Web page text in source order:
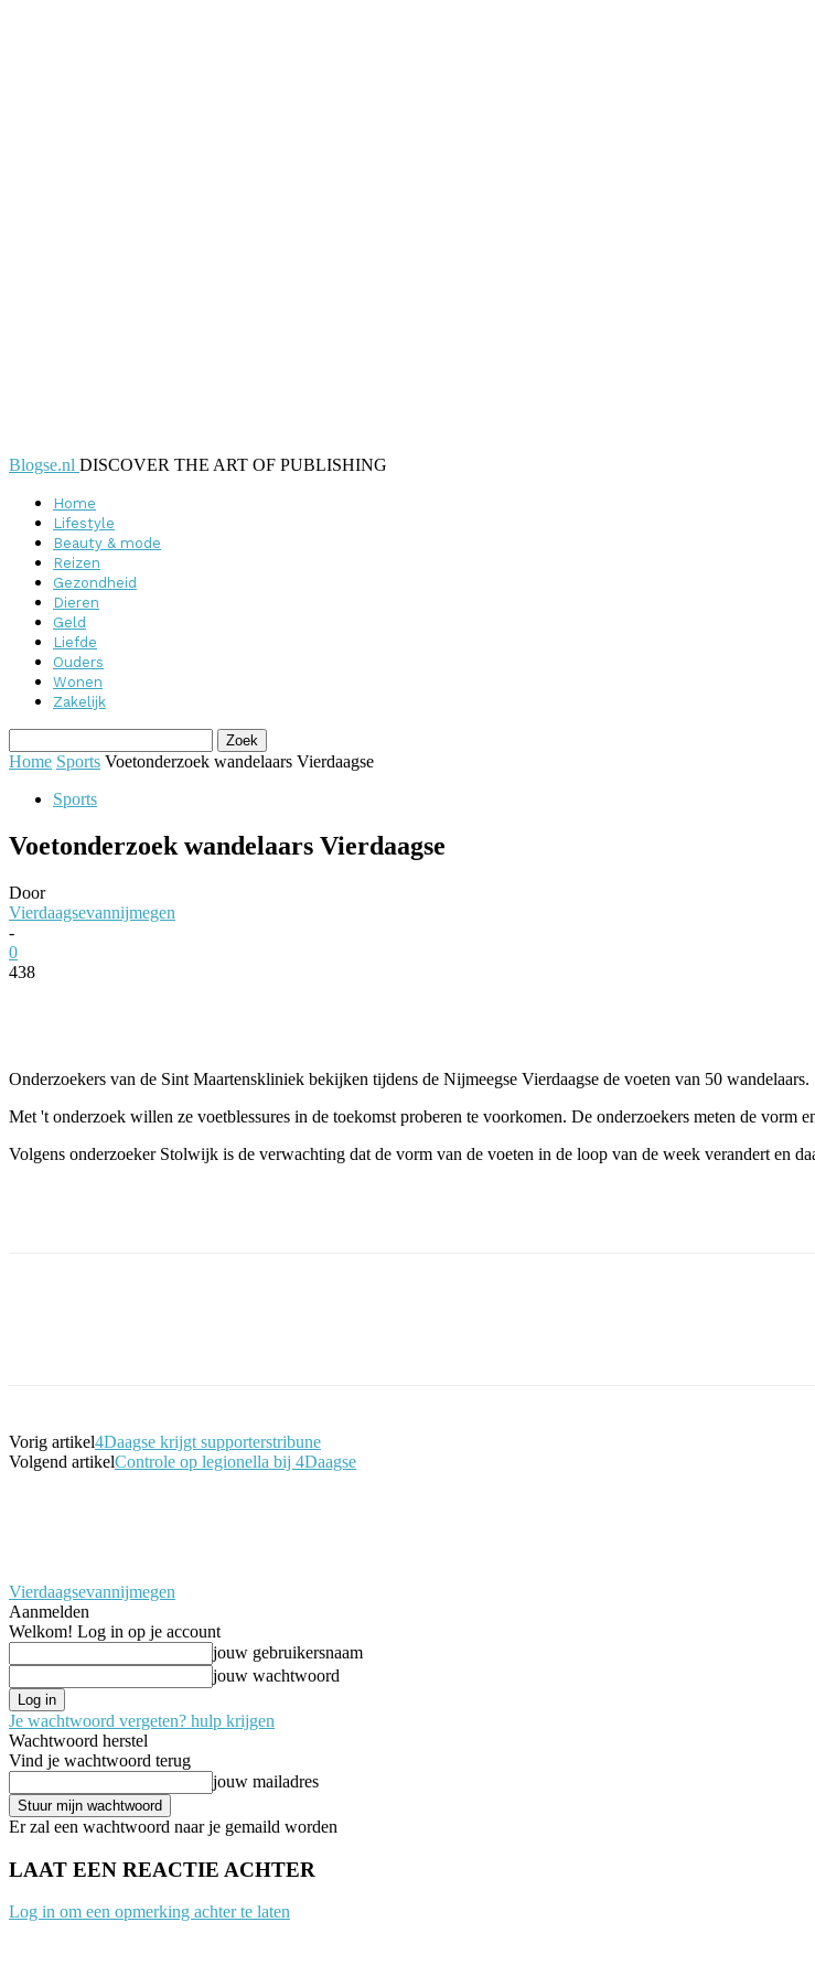
Blogse.nl DISCOVER THE ART OF PUBLISHING
Home
Lifestyle
Beauty & mode
Reizen
Gezondheid
Dieren
Geld
Liefde
Ouders
Wonen
Zakelijk
Home Sports Voetonderzoek wandelaars Vierdaagse
Sports
Voetonderzoek wandelaars Vierdaagse
Door
Vierdaagsevannijmegen
-
0
438
Onderzoekers van de Sint Maartenskliniek bekijken tijdens de Nijmeegse Vierdaagse de voeten van 50 wandelaars.
Met 't onderzoek willen ze voetblessures in de toekomst proberen te voorkomen. De onderzoekers meten de vorm
Volgens onderzoeker Stolwijk is de verwachting dat de vorm van de voeten in de loop van de week verandert en
Vorig artikel4Daagse krijgt supporterstribune
Volgend artikelControle op legionella bij 4Daagse
Vierdaagsevannijmegen
Aanmelden
Welkom! Log in op je account
jouw gebruikersnaam
jouw wachtwoord
Je wachtwoord vergeten? hulp krijgen
Wachtwoord herstel
Vind je wachtwoord terug
jouw mailadres
Er zal een wachtwoord naar je gemaild worden
LAAT EEN REACTIE ACHTER
Log in om een opmerking achter te laten